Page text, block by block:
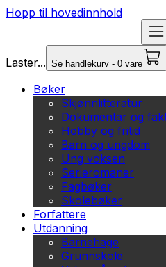
Hopp til hovedinnhold
Laster... Se handlekurv - 0 vare
Bøker
Skjønnlitteratur
Dokumentar og
Hobby og fritid
Barn og ungdom
Ung voksen
Serieromaner
Fagbøker
Skolebøker
Forfattere
Utdanning
Barnehage
Grunnskole